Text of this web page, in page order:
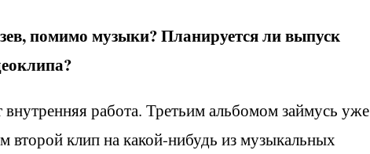
помимо музыки? Планируется ли выпуск
работа. Третьим альбомом займусь уже
клип на какой-нибудь из музыкальных